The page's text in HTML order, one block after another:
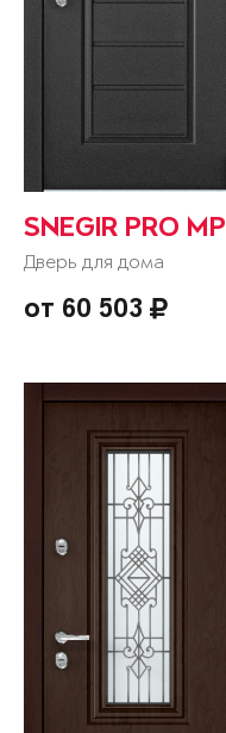
SNEGIR PRO MP
Дверь для дома
от 60 503